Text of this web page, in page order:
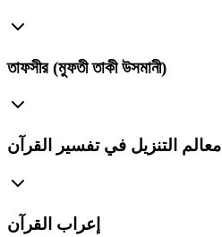
তাফসীর (মুফতী তাকী উসমানী)
معالم التنزيل في تفسير القرآن
إعراب القرآن